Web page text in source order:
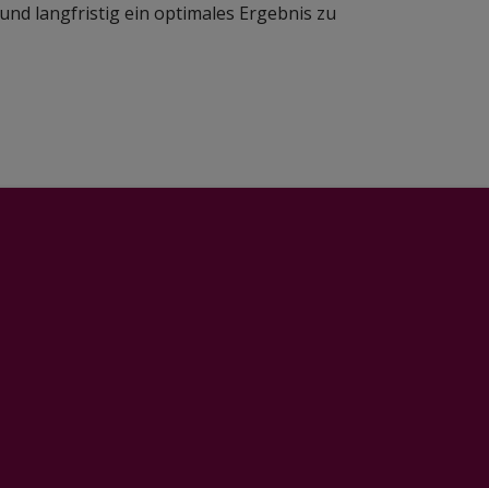
langfristig ein optimales Ergebnis zu